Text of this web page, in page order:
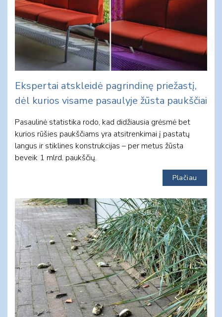
Ekspertai atskleidė pagrindinę priežastį,
dėl kurios visame pasaulyje žūsta paukščiai
Pasaulinė statistika rodo, kad didžiausia grėsmė bet
kurios rūšies paukščiams yra atsitrenkimai į pastatų
langus ir stiklines konstrukcijas – per metus žūsta
beveik 1 mlrd. paukščių.
Plačiau